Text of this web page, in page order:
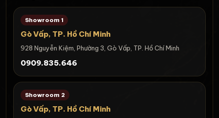
Showroom 1
Gò Vấp, TP. Hồ Chí Minh
928 Nguyễn Kiệm, Phường 3, Gò Vấp, TP. Hồ Chí Minh
0909.835.646
Showroom 2
Gò Vấp, TP. Hồ Chí Minh